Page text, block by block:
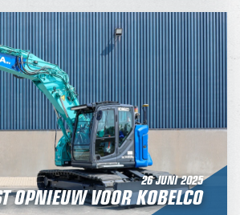
26 JUNI 2025
OPNIEUW VOOR KOBELCO